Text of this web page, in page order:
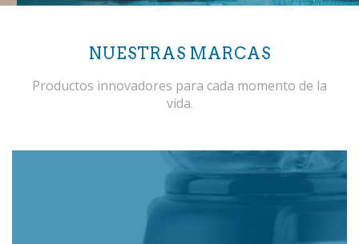
NUESTRAS MARCAS
Productos innovadores para cada momento de la
vida.